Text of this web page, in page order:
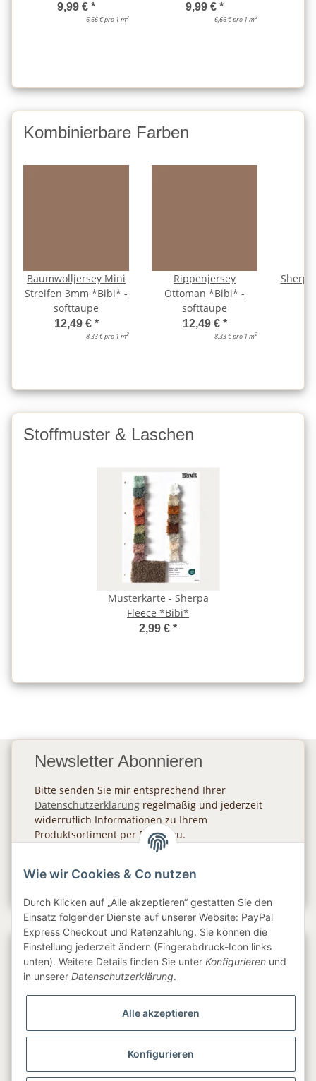
9,99 € *
6,66 € pro 1 m2
9,99 € *
6,66 € pro 1 m2
Kombinierbare Farben
Baumwolljersey Mini
Streifen 3mm *Bibi* -
softtaupe
12,49 € *
8,33 € pro 1 m2
Rippenjersey
Ottoman *Bibi* -
softtaupe
12,49 € *
8,33 € pro 1 m2
Stoffmuster & Laschen
Musterkarte - Sherpa
Fleece *Bibi*
2,99 € *
Newsletter Abonnieren
Bitte senden Sie mir entsprechend Ihrer
Datenschutzerklärung regelmäßig und jederzeit
widerruflich Informationen zu Ihrem
Produktsortiment per E-Mail zu.
Gesetzliche Informationen
Wie wir Cookies & Co nutzen
Durch Klicken auf „Alle akzeptieren“ gestatten Sie den
Einsatz folgender Dienste auf unserer Website: PayPal
Express Checkout und Ratenzahlung. Sie können die
Einstellung jederzeit ändern (Fingerabdruck-Icon links
unten). Weitere Details finden Sie unter Konfigurieren und
in unserer Datenschutzerklärung.
Alle akzeptieren
Konfigurieren